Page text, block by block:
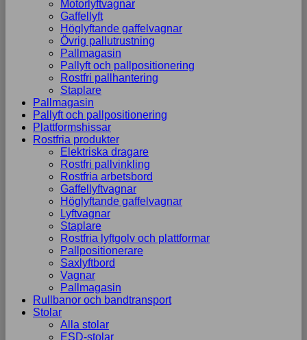
Motorlyftvagnar
Gaffellyft
Höglyftande gaffelvagnar
Övrig pallutrustning
Pallmagasin
Pallyft och pallpositionering
Rostfri pallhantering
Staplare
Pallmagasin
Pallyft och pallpositionering
Plattformshissar
Rostfria produkter
Elektriska dragare
Rostfri pallvinkling
Rostfria arbetsbord
Gaffellyftvagnar
Höglyftande gaffelvagnar
Lyftvagnar
Staplare
Rostfria lyftgolv och plattformar
Pallpositionerare
Saxlyftbord
Vagnar
Pallmagasin
Rullbanor och bandtransport
Stolar
Alla stolar
ESD-stolar